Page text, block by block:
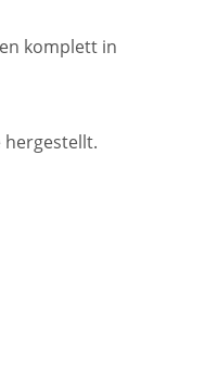
komplett in